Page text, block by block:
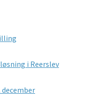
i Reerslev